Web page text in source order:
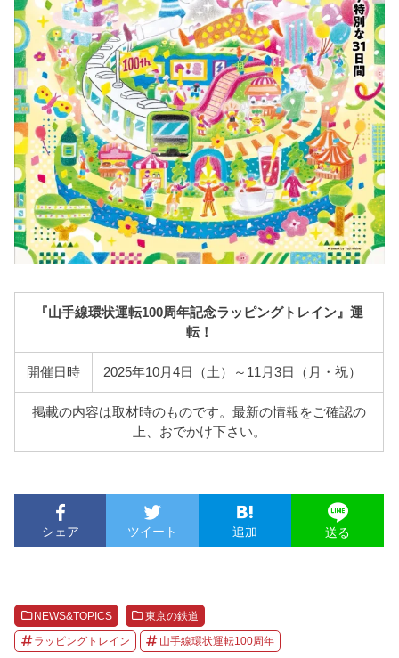
『山手線環状運転100周年記念ラッピングトレイン』運
転！
開催日時 2025年10月4日（土）～11月3日（月・祝）
掲載の内容は取材時のものです。最新の情報をご確認の
上、おでかけ下さい。
シェア ツイート 追加 送る
NEWS&TOPICS 東京の鉄道
ラッピングトレイン 山手線環状運転100周年